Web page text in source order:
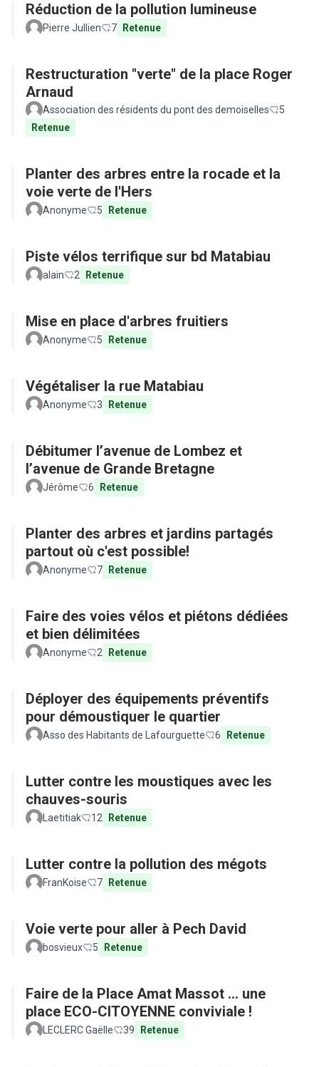
Réduction de la pollution lumineuse
Pierre Jullien 7 Retenue
Restructuration "verte" de la place Roger
Arnaud
Association des résidents du pont des demoiselles
5
Retenue
Planter des arbres entre la rocade et la
voie verte de l'Hers
Anonyme 5 Retenue
Piste vélos terrifique sur bd Matabiau
alain 2 Retenue
Mise en place d'arbres fruitiers
Anonyme 5 Retenue
Végétaliser la rue Matabiau
Anonyme 3 Retenue
Débitumer l’avenue de Lombez et
l’avenue de Grande Bretagne
Jérôme 6 Retenue
Planter des arbres et jardins partagés
partout où c'est possible!
Anonyme 7 Retenue
Faire des voies vélos et piétons dédiées
et bien délimitées
Anonyme 2 Retenue
Déployer des équipements préventifs
pour démoustiquer le quartier
Asso des Habitants de Lafourguette 6 Retenue
Lutter contre les moustiques avec les
chauves-souris
Laetitiak 12 Retenue
Lutter contre la pollution des mégots
FranKoise 7 Retenue
Voie verte pour aller à Pech David
bosvieux 5 Retenue
Faire de la Place Amat Massot ... une
place ECO-CITOYENNE conviviale !
LECLERC Gaëlle 39 Retenue